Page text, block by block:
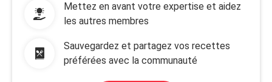
Mettez en avant votre expertise et aidez
les autres membres
Sauvegardez et partagez vos recettes
préférées avec la communauté